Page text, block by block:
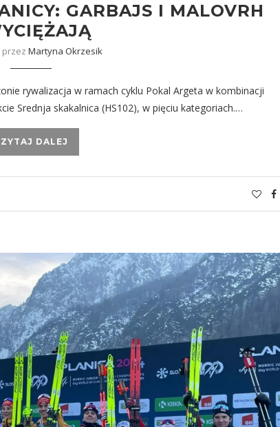
GARBAJS I MALOVRH
przez Martyna Okrzesik
rywalizacja w ramach cyklu Pokal Argeta w kombinacji
Srednja skakalnica (HS102), w pięciu kategoriach.…
DALEJ